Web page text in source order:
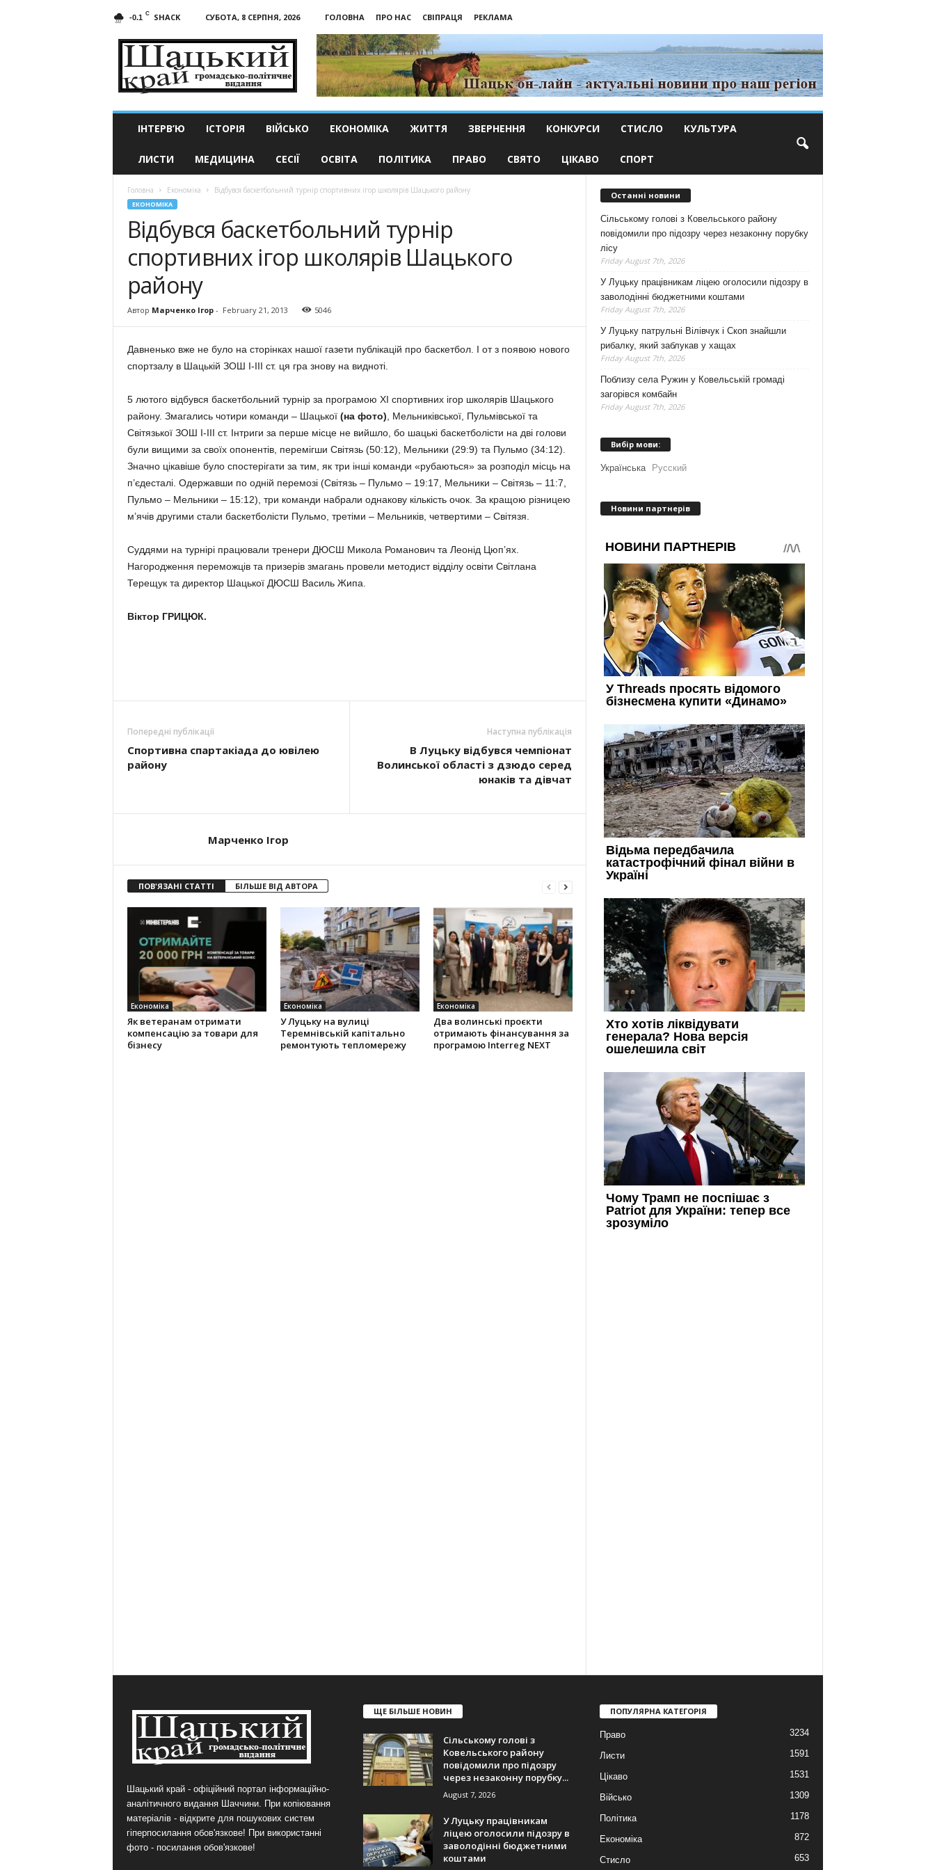
-0.1 C SHACK СУБОТА, 8 СЕРПНЯ, 2026 ГОЛОВНА ПРО НАС СВІПРАЦЯ
РЕКЛАМА
край
ІНТЕРВ’Ю ІСТОРІЯ ВІЙСЬКО ЕКОНОМІКА ЖИТТЯ ЗВЕРНЕННЯ КОНКУРСИ СТИСЛО КУЛЬТУРА
ЛИСТИ МЕДИЦИНА СЕСІЇ ОСВІТА ПОЛІТИКА ПРАВО СВЯТО ЦІКАВО СПОРТ
Головна Економіка Відбувся баскетбольний турнір спортивних ігор школярів Шацького району
ЕКОНОМІКА
Відбувся баскетбольний турнір
спортивних ігор школярів Шацького
району
Автор Марченко Ігор- February 21, 2013 5046
Давненько вже не було на сторінках нашої газети публікацій про баскетбол. І от з появою нового
спортзалу в Ша­цькій ЗОШ І-ІІІ ст. ця гра знову на видноті.
5 лютого відбувся баскетбольний турнір за програмою ХІ спортивних ігор школярів Шацького
району. Змагались чотири команди – Шацької (на фото) , Мельниківської, Пульмівської та
Світязької ЗОШ І-ІІІ ст. Інтриги за перше місце не вийшло, бо шацькі баскетболісти на дві голови
були вищими за своїх опонентів, перемігши Світязь (50:12), Мельники (29:9) та Пульмо (34:12).
Значно цікавіше було спостерігати за тим, як три інші команди «рубаються» за розподіл місць на
п’єдесталі. Одержавши по одній перемозі (Світязь – Пульмо – 19:17, Мельники – Світязь – 11:7,
Пульмо – Мельники – 15:12), три команди набрали однакову кількість очок. За кращою різницею
м’ячів другими стали баскетболісти Пульмо, третіми – Мельників, четвертими – Світязя.
Суддями на турнірі працювали тренери ДЮСШ Микола Ро­манович та Леонід Цюп’ях.
Нагородження переможців та призерів змагань провели методист відділу освіти Світлана
Терещук та директор Шацької ДЮСШ Василь Жипа.
Віктор ГРИЦЮК.
Попередні публікації
Спортивна спартакіада до ювілею
району
Наступна публікація
В Луцьку відбувся чемпіонат
Волинської області з дзюдо серед
юнаків та дівчат
Марченко Ігор
ПОВ'ЯЗАНІ СТАТТІ БІЛЬШЕ ВІД АВТОРА
Економіка
Як ветеранам отримати
компенсацію за товари для
бізнесу
Економіка
У Луцьку на вулиці
Теремнівській капітально
ремонтують тепломережу
Економіка
Два волинські проєкти
отримають фінансування за
програмою Interreg NEXT
Останні новини
Сільському голові з Ковельського району
повідомили про підозру через незаконну порубку
лісу
Friday August 7th, 2026
У Луцьку працівникам ліцею оголосили підозру в
заволодінні бюджетними коштами
Friday August 7th, 2026
У Луцьку патрульні Вілівчук і Скоп знайшли
рибалку, який заблукав у хащах
Friday August 7th, 2026
Поблизу села Ружин у Ковельській громаді
загорівся комбайн
Friday August 7th, 2026
Вибір мови:
Українська Русский
Новини партнерів
Шацький край - офіційний портал інформаційно-
аналітичного видання Шаччини. При копіювання
матеріалів - відкрите для пошукових систем
гіперпосилання обов'язкове! При використанні
фото - посилання обов'язкове!
ЩЕ БІЛЬШЕ НОВИН
Сільському голові з
Ковельського району
повідомили про підозру
через незаконну порубку...
August 7, 2026
У Луцьку працівникам
ліцею оголосили підозру в
заволодінні бюджетними
коштами
ПОПУЛЯРНА КАТЕГОРІЯ
Право 3234
Листи 1591
Цікаво 1531
Військо 1309
Політика 1178
Економіка 872
Стисло 653